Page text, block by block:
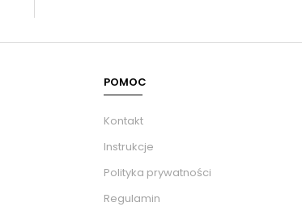
POMOC
Kontakt
Instrukcje
Polityka prywatności
Regulamin